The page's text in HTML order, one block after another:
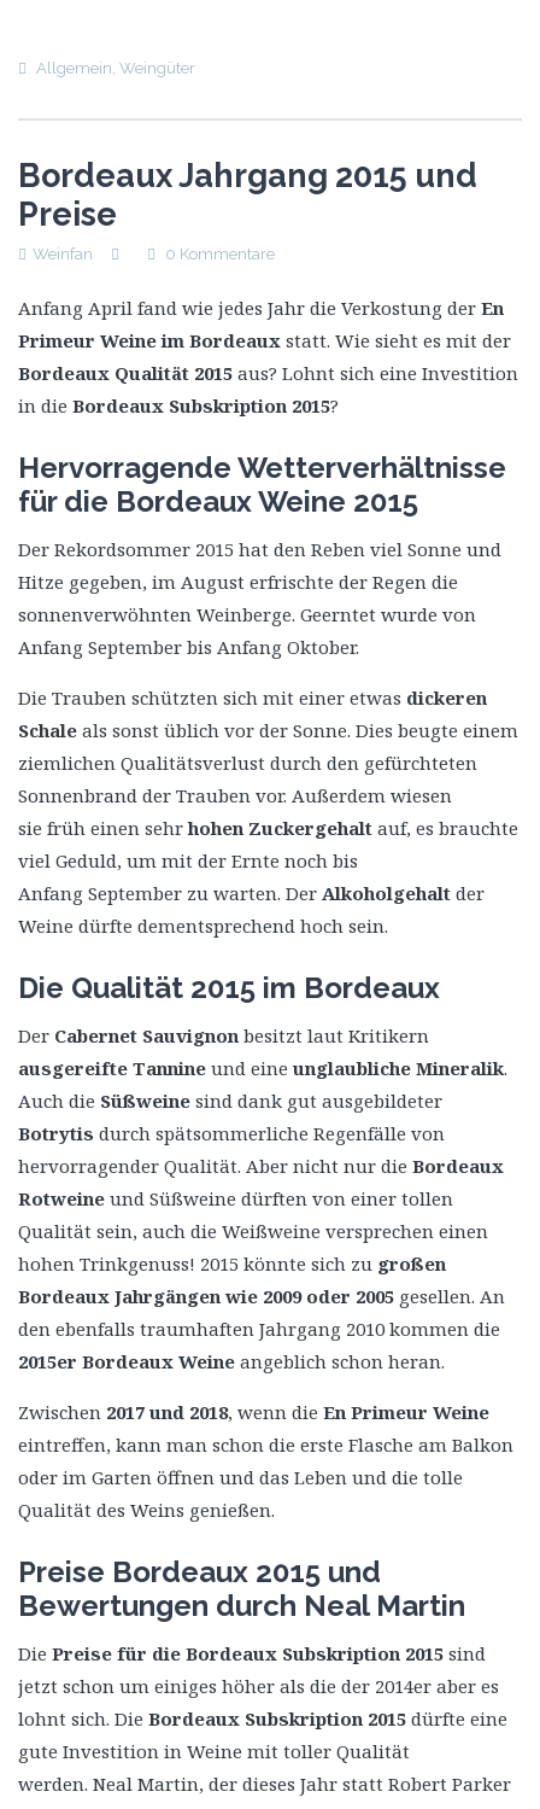
Allgemein, Weingüter
Bordeaux Jahrgang 2015 und
Preise
Weinfan 0 Kommentare
Anfang April fand wie jedes Jahr die Verkostung der En
Primeur Weine im Bordeaux statt. Wie sieht es mit der
Bordeaux Qualität 2015 aus? Lohnt sich eine Investition
in die Bordeaux Subskription 2015?
Hervorragende Wetterverhältnisse
für die Bordeaux Weine 2015
Der Rekordsommer 2015 hat den Reben viel Sonne und
Hitze gegeben, im August erfrischte der Regen die
sonnenverwöhnten Weinberge. Geerntet wurde von
Anfang September bis Anfang Oktober.
Die Trauben schützten sich mit einer etwas dickeren
Schale als sonst üblich vor der Sonne. Dies beugte einem
ziemlichen Qualitätsverlust durch den gefürchteten
Sonnenbrand der Trauben vor. Außerdem wiesen
sie früh einen sehrhohen Zuckergehalt auf, es brauchte
viel Geduld, um mit der Ernte noch bis
Anfang September zu warten. Der Alkoholgehalt der
Weine dürfte dementsprechend hoch sein.
Die Qualität 2015 im Bordeaux
Der Cabernet Sauvignon besitzt laut Kritikern
ausgereifte Tannine und eine unglaubliche Mineralik.
Auch die Süßweine sind dank gut ausgebildeter
Botrytis durch spätsommerliche Regenfälle von
hervorragender Qualität. Aber nicht nur die Bordeaux
Rotweine und Süßweine dürften von einer tollen
Qualität sein, auch die Weißweine versprechen einen
hohen Trinkgenuss! 2015 könnte sich zu großen
Bordeaux Jahrgängen wie 2009 oder 2005 gesellen. An
den ebenfalls traumhaften Jahrgang 2010 kommen die
2015er Bordeaux Weine angeblich schon heran.
Zwischen 2017 und 2018, wenn die En Primeur Weine
eintreffen, kann man schon die erste Flasche am Balkon
oder im Garten öffnen und das Leben und die tolle
Qualität des Weins genießen.
Preise Bordeaux 2015 und
Bewertungen durch Neal Martin
Die Preise für die Bordeaux Subskription 2015 sind
jetzt schon um einiges höher als die der 2014er aber es
lohnt sich. Die Bordeaux Subskription 2015 dürfte eine
gute Investition in Weine mit toller Qualität
werden. Neal Martin, der dieses Jahr statt Robert Parker